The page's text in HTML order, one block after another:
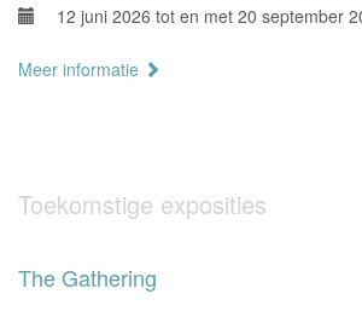
12 juni 2026 tot en met 20 september
Meer informatie
Toekomstige exposities
The Gathering